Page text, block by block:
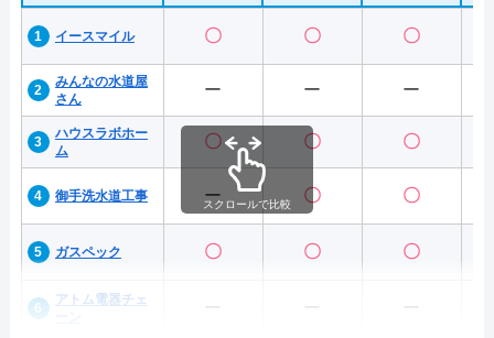
イースマイル 〇 〇 〇
みんなの水道屋
さん
ー ー ー
ハウスラボホー
ム
〇 〇 〇
御手洗水道工事 ー 〇 〇
ガスペック 〇 〇 〇
アトム電器チェ
スクロールで比較